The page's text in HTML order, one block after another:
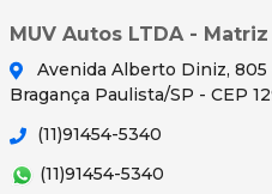
MUV Autos LTDA -
Avenida Alberto Diniz,
Bragança Paulista/SP - CEP
(11)91454-5340
(11)91454-5340